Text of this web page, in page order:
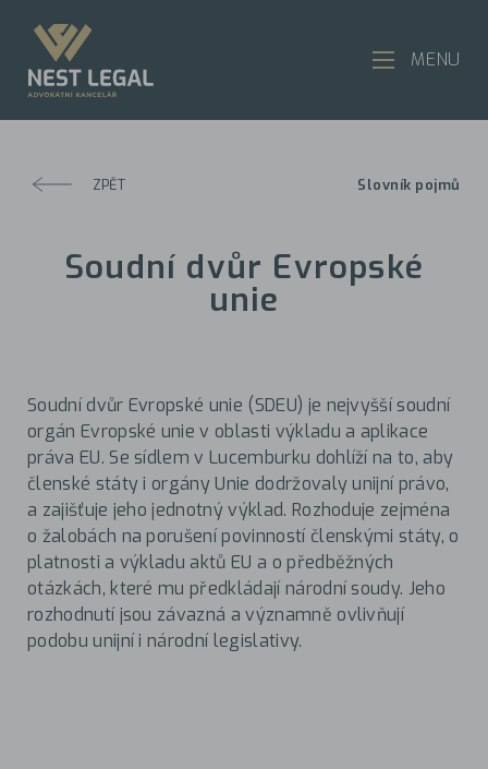
ZPĚT Slovník pojmů
Soudní dvůr Evropské
unie
Soudní dvůr Evropské unie (SDEU) je nejvyšší soudní
orgán Evropské unie v oblasti výkladu a aplikace
práva EU. Se sídlem v Lucemburku dohlíží na to, aby
členské státy i orgány Unie dodržovaly unijní právo,
a zajišťuje jeho jednotný výklad. Rozhoduje zejména
o žalobách na porušení povinností členskými státy, o
platnosti a výkladu aktů EU a o předběžných
otázkách, které mu předkládají národní soudy. Jeho
rozhodnutí jsou závazná a významně ovlivňují
podobu unijní i národní legislativy.
MENU